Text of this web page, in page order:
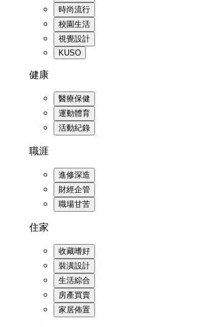
時尚流行
校園生活
視覺設計
KUSO
健康
醫療保健
運動體育
活動紀錄
職涯
進修深造
財經企管
職場甘苦
住家
收藏嗜好
裝潢設計
生活綜合
房產買賣
家居佈置